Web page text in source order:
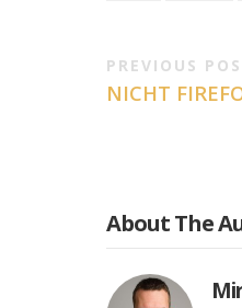
PREVIOUS
NICHT
About The